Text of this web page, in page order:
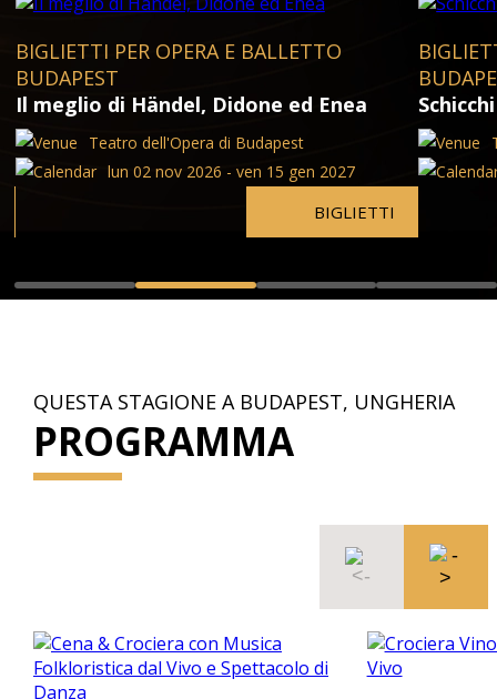
BIGLIETTI PER OPERA E BALLETTO
BUDAPEST
Il meglio di Händel, Didone ed Enea
Teatro dell'Opera di Budapest
lun 02 nov 2026 - ven 15 gen 2027
BIGLIETTI
QUESTA STAGIONE A BUDAPEST, UNGHERIA
PROGRAMMA